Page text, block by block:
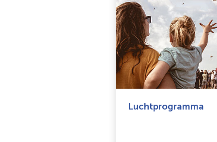
Luchtprogramma